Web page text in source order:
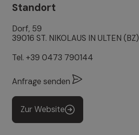
Standort
Dorf, 59
39016 ST. NIKOLAUS IN ULTEN (BZ)
Tel. +39 0473 790144
Anfrage senden
Zur Website